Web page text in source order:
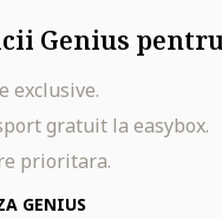
Genius
exclusive.
gratuit la easybox.
prioritara.
GENIUS